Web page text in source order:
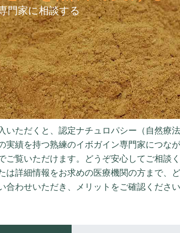
門家に相談する
いただくと、認定ナチュロパシー（自然療
実績を持つ熟練のイボガイン専門家につな
ご覧いただけます。どうぞ安心してご相談
は詳細情報をお求めの医療機関の方まで、
合わせいただき、メリットをご確認くださ